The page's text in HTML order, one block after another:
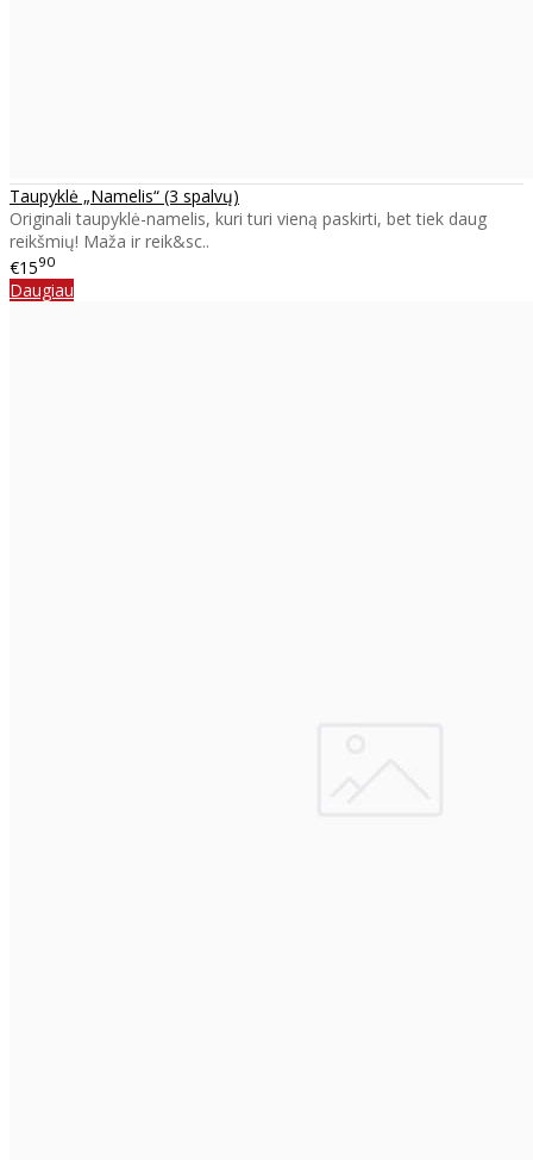
Taupyklė „Namelis“ (3 spalvų)
Originali taupyklė-namelis, kuri turi vieną paskirti, bet tiek daug
reikšmių! Maža ir reik&sc..
€1590
Daugiau